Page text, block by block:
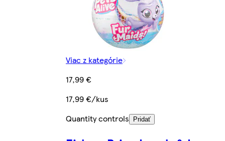
Viac z kategórie
17,99 €
17,99 €/kus
Quantity controls
Pridať